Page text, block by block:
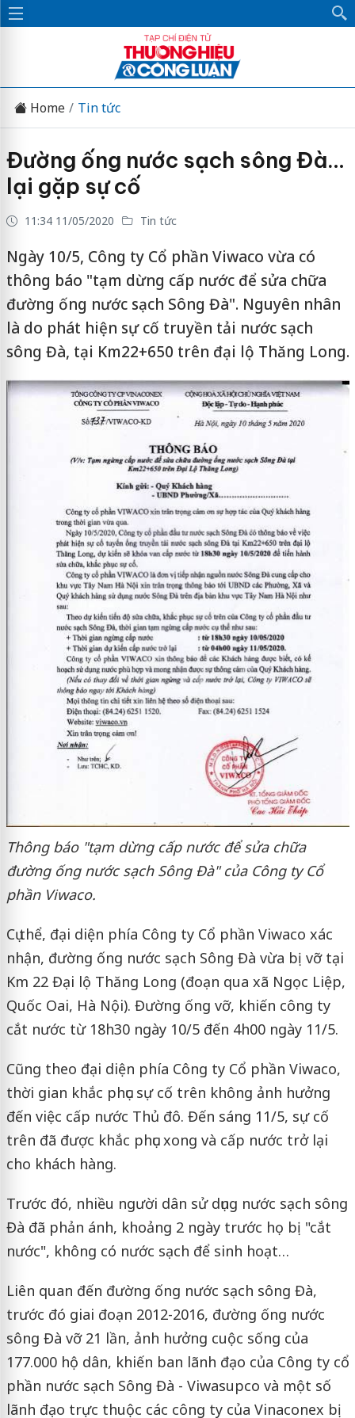
Home Tin tức
Đường ống nước sạch sông Đà…
lại gặp sự cố
11:34 11/05/2020 Tin tức
Ngày 10/5, Công ty Cổ phần Viwaco vừa có
thông báo "tạm dừng cấp nước để sửa chữa
đường ống nước sạch Sông Đà". Nguyên nhân
là do phát hiện sự cố truyền tải nước sạch
sông Đà, tại Km22+650 trên đại lộ Thăng Long.
Thông báo "tạm dừng cấp nước để sửa chữa
đường ống nước sạch Sông Đà" của Công ty Cổ
phần Viwaco.
Cụ thể, đại diện phía Công ty Cổ phần Viwaco xác
nhận, đường ống nước sạch Sông Đà vừa bị vỡ tại
Km 22 Đại lộ Thăng Long (đoạn qua xã Ngọc Liệp,
Quốc Oai, Hà Nội). Đường ống vỡ, khiến công ty
cắt nước từ 18h30 ngày 10/5 đến 4h00 ngày 11/5.
Cũng theo đại diện phía Công ty Cổ phần Viwaco,
thời gian khắc phục sự cố trên không ảnh hưởng
đến việc cấp nước Thủ đô. Đến sáng 11/5, sự cố
trên đã được khắc phục xong và cấp nước trở lại
cho khách hàng.
Trước đó, nhiều người dân sử dụng nước sạch sông
Đà đã phản ánh, khoảng 2 ngày trước họ bị "cắt
nước", không có nước sạch để sinh hoạt…
Liên quan đến đường ống nước sạch sông Đà,
trước đó giai đoạn 2012-2016, đường ống nước
sông Đà vỡ 21 lần, ảnh hưởng cuộc sống của
177.000 hộ dân, khiến ban lãnh đạo của Công ty cổ
phần nước sạch Sông Đà - Viwasupco và một số
lãnh đạo trực thuộc các công ty của Vinaconex bị